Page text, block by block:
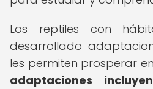
Los reptiles con
desarrollado
les permiten prosperar
adaptaciones